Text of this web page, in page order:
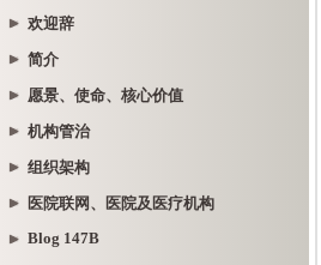
欢迎辞
简介
愿景、使命、核心价值
机构管治
组织架构
医院联网、医院及医疗机构
Blog 147B